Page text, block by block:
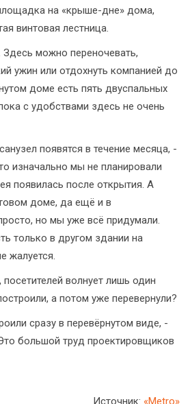
на «крыше-дне» дома,
винтовая лестница.
Здесь можно переночевать,
ужин или отдохнуть компанией до
доме есть пять двуспальных
с удобствами здесь не очень
появятся в течение месяца, -
изначально мы не планировали
появилась после открытия. А
доме, да ещё и в
но мы уже всё придумали.
только в другом здании на
жалуется.
волнует лишь один
а потом уже перевернули?
сразу в перевёрнутом виде, -
большой труд проектировщиков
Источник: «Metro»